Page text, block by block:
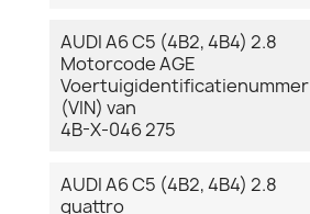
AUDI A6 C5 (4B2, 4B4) 2.8
Motorcode AGE
Voertuigidentificatienummer
(VIN) van
4B-X-046 275
AUDI A6 C5 (4B2, 4B4) 2.8
quattro